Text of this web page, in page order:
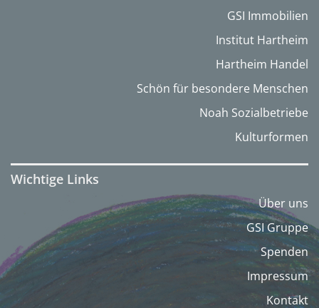
GSI Immobilien
Institut Hartheim
Hartheim Handel
Schön für besondere Menschen
Noah Sozialbetriebe
Kulturformen
Wichtige Links
Über uns
GSI Gruppe
Spenden
Impressum
Kontakt